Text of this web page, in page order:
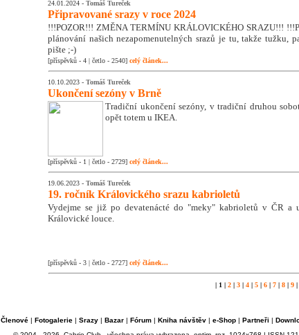
24.01.2024 - Tomáš Tureček
Připravované srazy v roce 2024
!!!POZOR!!! ZMĚNA TERMÍNU KRÁLOVICKÉHO SRAZU!!!
plánování našich nezapomenutelných srazů je tu, takže tužku,
pište ;-)
[příspěvků - 4 | četlo - 2540] celý článek...
10.10.2023 - Tomáš Tureček
Ukončení sezóny v Brně
Tradiční ukončení sezóny, v tradiční druhou
opět totem u IKEA.
[příspěvků - 1 | četlo - 2729] celý článek...
19.06.2023 - Tomáš Tureček
19. ročník Královického srazu kabrioletů
Vydejme se již po devatenácté do "meky" kabrioletů v ČR a
Královické louce.
[příspěvků - 3 | četlo - 2727] celý článek...
| 1 | 2 | 3 | 4 | 5 | 6 | 7 | 8 | 9 |
Členové| Fotogalerie| Srazy| Bazar| Fórum| Kniha návštěv| e-Shop| Partneři |